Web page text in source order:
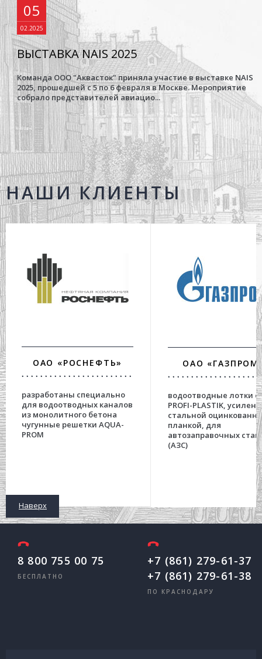
05
02.2025
ВЫСТАВКА NAIS 2025
Команда ООО "Аквасток" приняла участие в выставке NAIS
2025, прошедшей с 5 по 6 февраля в Москве. Мероприятие
собрало представителей авиацио...
НАШИ КЛИЕНТЫ
ОАО «РОСНЕФТЬ»
разработаны специально
для водоотводных каналов
из монолитного бетона
чугунные решетки AQUA-
PROM
ОАО
водоотводные лотки
PROFI-PLASTIK,
стальной
планкой, для
автозаправочных
(АЗС)
Наверх
8 800 755 00 75
БЕСПЛАТНО
+7 (861) 279-61-37
+7 (861) 279-61-38
ПО КРАСНОДАРУ